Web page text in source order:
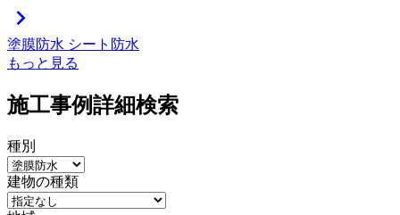
chevron_right
塗膜防水 シート防水
もっと見る
施工事例詳細検索
種別
建物の種類